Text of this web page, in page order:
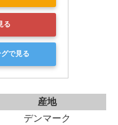
る
で見る
産地
デンマーク